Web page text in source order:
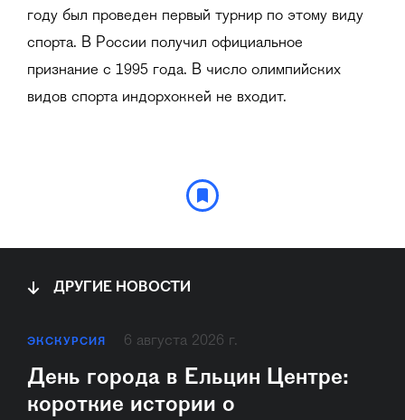
году был проведен первый турнир по этому виду
спорта. В России получил официальное
признание с 1995 года. В число олимпийских
видов спорта индорхоккей не входит.
ДРУГИЕ НОВОСТИ
ЭКСКУРСИЯ 6 августа 2026 г.
День города в Ельцин Центре:
короткие истории о